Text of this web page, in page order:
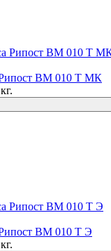
Рипост ВМ 010 Т МК
ВМ 010 Т Э